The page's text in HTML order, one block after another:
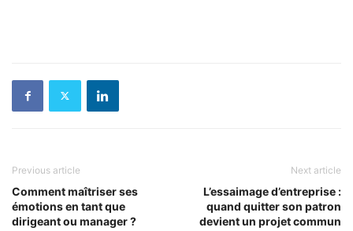
Previous article
Comment maîtriser ses
émotions en tant que
dirigeant ou manager ?
Next article
L’essaimage d’entreprise :
quand quitter son patron
devient un projet commun